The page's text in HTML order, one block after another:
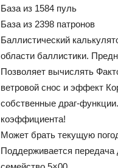
База из 1584 пуль
База из 2398 патронов
Баллистический
области баллистики.
Позволяет вычислять
ветровой снос и эффект
собственные драг-
коэффициента!
Может брать текущую
Поддерживается